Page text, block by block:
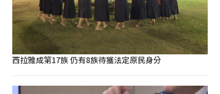
西拉雅成第17族 仍有8族待獲法定原民身分